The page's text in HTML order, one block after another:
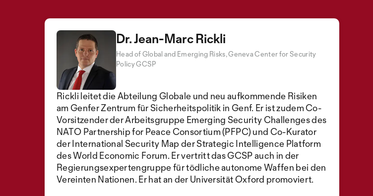
Dr. Jean-Marc Rickli
Head of Global and Emerging Risks, Geneva Center for Security
Policy GCSP
Rickli leitet die Abteilung Globale und neu aufkommende Risiken
am Genfer Zentrum für Sicherheitspolitik in Genf. Er ist zudem Co-
Vorsitzender der Arbeitsgruppe Emerging Security Challenges des
NATO Partnership for Peace Consortium (PFPC) und Co-Kurator
der International Security Map der Strategic Intelligence Platform
des World Economic Forum. Er vertritt das GCSP auch in der
Regierungsexpertengruppe für tödliche autonome Waffen bei den
Vereinten Nationen. Er hat an der Universität Oxford promoviert.